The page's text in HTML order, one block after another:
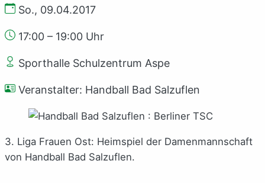
So., 09.04.2017
17:00 – 19:00 Uhr
Sporthalle Schulzentrum Aspe
Veranstalter: Handball Bad Salzuflen
3. Liga Frauen Ost: Heimspiel der Damenmannschaft
von Handball Bad Salzuflen.